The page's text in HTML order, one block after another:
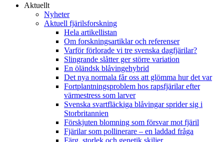
Aktuellt
Nyheter
Aktuell fjärilsforskning
Hela artikellistan
Om forskningsartiklar och referenser
Varför förlorade vi tre svenska dagfjärilar?
Slingrande slåtter ger större variation
En öländsk blåvingehybrid
Det nya normala får oss att glömma hur det var
Fortplantningsproblem hos rapsfjärilar efter
värmestress som larver
Svenska svartfläckiga blåvingar sprider sig i
Storbritannien
Förskjuten blomning som försvar mot fjäril
Fjärilar som pollinerare – en laddad fråga
Färg, storlek och genetik skiljer